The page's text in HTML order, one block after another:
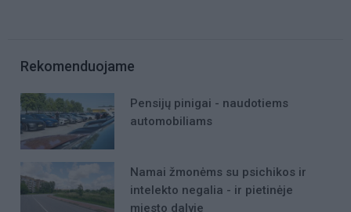
Rekomenduojame
Pensijų pinigai - naudotiems
automobiliams
Namai žmonėms su psichikos ir
intelekto negalia - ir pietinėje
miesto dalyje